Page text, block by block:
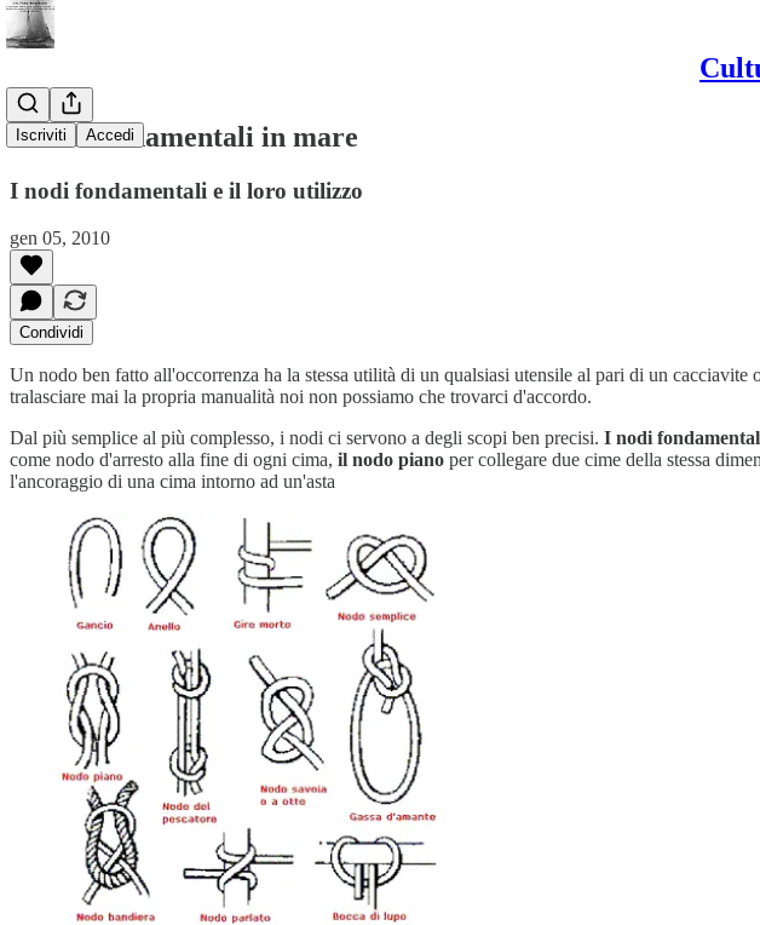
Iscriviti Accedi
I nodi fondamentali in mare
I nodi fondamentali e il loro utilizzo
gen 05, 2010
Condividi
Un nodo ben fatto all'occorrenza ha la stessa utilità di un qualsiasi utensile al pari di un cacciavite
tralasciare mai la propria manualità noi non possiamo che trovarci d'accordo.
Dal più semplice al più complesso, i nodi ci servono a degli scopi ben precisi. I nodi
come nodo d'arresto alla fine di ogni cima, il nodo piano per collegare due cime della stessa
l'ancoraggio di una cima intorno ad un'asta